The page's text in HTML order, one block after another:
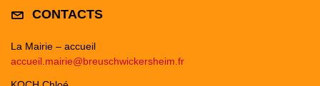
CONTACTS
La Mairie – accueil
accueil.mairie@breuschwickersheim.fr